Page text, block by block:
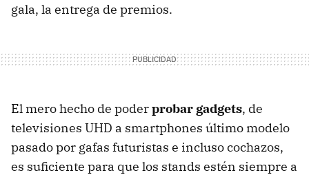
gala, la entrega de premios.
El mero hecho de poderprobar gadgets, de
televisiones UHD a smartphones último modelo
pasado por gafas futuristas e incluso cochazos,
es suficiente para que los stands estén siempre a